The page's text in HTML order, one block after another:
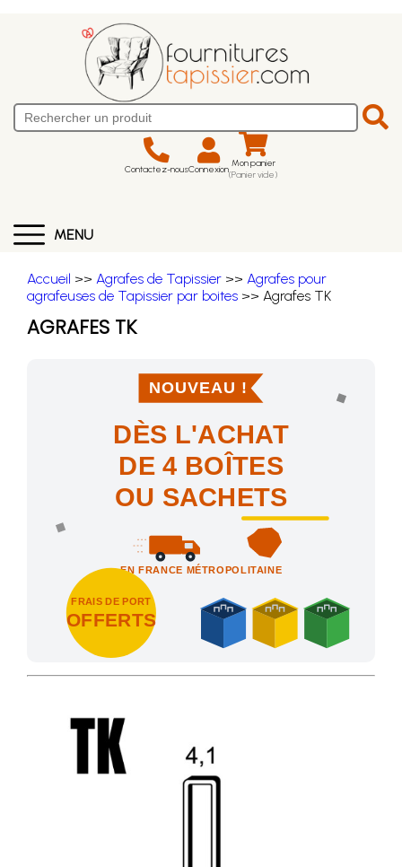
Contactez-nousConnexion Mon panier
(Panier vide)
MENU
Accueil >> Agrafes de Tapissier >> Agrafes pour
agrafeuses de Tapissier par boites >> Agrafes TK
AGRAFES TK
NOUVEAU !
DÈS L'ACHAT
DE 4 BOÎTES
OU SACHETS
EN FRANCE MÉTROPOLITAINE
FRAIS DE PORT
OFFERTS
Achetez 4 sachets ou boîtes d'agrafes ou de pointes et